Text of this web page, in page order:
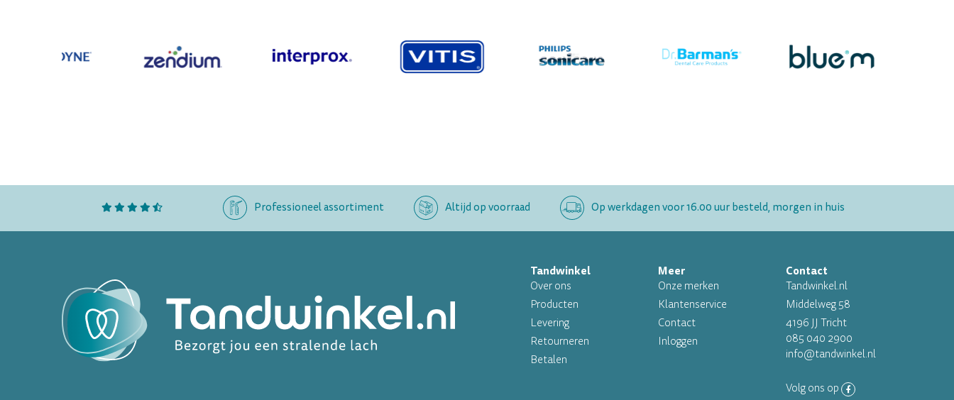
Professioneel assortiment Altijd op voorraad Op werkdagen voor 16.00 uur besteld, morgen in huis
Tandwinkel
Over ons
Producten
Levering
Retourneren
Betalen
Meer
Onze merken
Klantenservice
Contact
Inloggen
Contact
Tandwinkel.nl
Middelweg 58
4196 JJ Tricht
085 040 2900
info@tandwinkel.nl
Volg ons op